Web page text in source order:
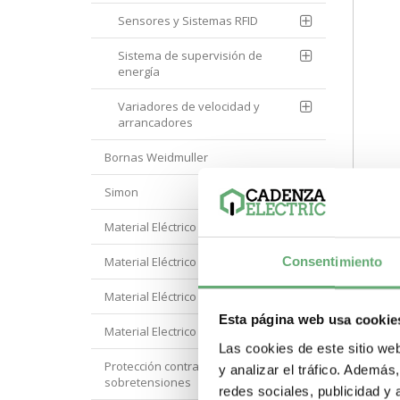
Consentimiento
Esta página web usa
Las cookies de este sitio
y analizar el tráfico.
redes sociales, publicidad y
49€
-
Sensores y Sistemas RFID
Sistema de supervisión de
energía
Variadores de velocidad y
arrancadores
Bornas Weidmuller
Simon
Material Eléctrico Eaton
Material Eléctrico Hager
Material Eléctrico Hyundai
Material Electrico Legrand
Protección contra
sobretensiones